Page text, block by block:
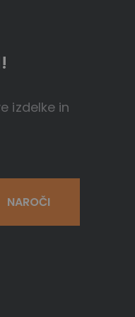
izdelke in
NAROČI